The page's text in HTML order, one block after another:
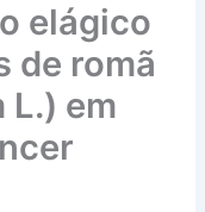
elágico
de romã
L.) em